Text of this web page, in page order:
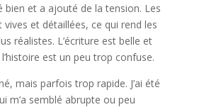
bien et a ajouté de la tension. Les
et détaillées, ce qui rend les
réalistes. L’écriture est belle et
est un peu trop confuse.
mais parfois trop rapide. J’ai été
m’a semblé abrupte ou peu